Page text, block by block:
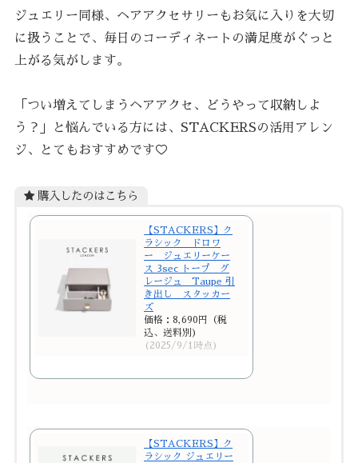
ジュエリー同様、ヘアアクセサリーもお気に入りを大切
に扱うことで、毎日のコーディネートの満足度がぐっと
上がる気がします。
「つい増えてしまうヘアアクセ、どうやって収納しよ
う？」と悩んでいる方には、STACKERSの活用アレン
ジ、とてもおすすめです♡
購入したのはこちら
【STACKERS】ク
ラシック ドロワ
ー ジュエリーケー
ス 3sec トープ グ
レージュ Taupe 引
き出し スタッカー
ズ
価格：8,690円（税
込、送料別)
(2025/9/1時点)
【STACKERS】ク
ラシック ジュエリー